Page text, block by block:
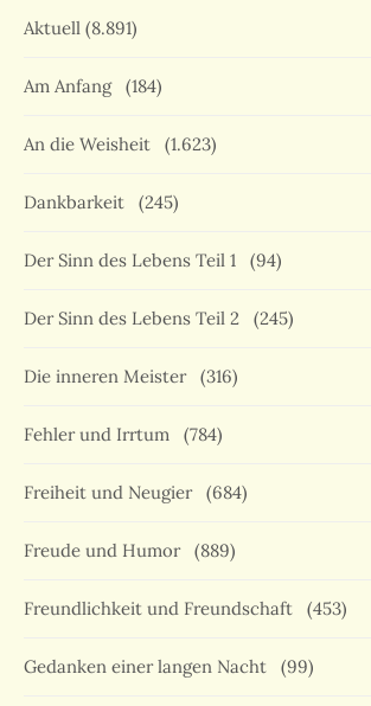
Aktuell (8.891)
Am Anfang (184)
An die Weisheit (1.623)
Dankbarkeit (245)
Der Sinn des Lebens Teil 1 (94)
Der Sinn des Lebens Teil 2 (245)
Die inneren Meister (316)
Fehler und Irrtum (784)
Freiheit und Neugier (684)
Freude und Humor (889)
Freundlichkeit und Freundschaft (453)
Gedanken einer langen Nacht (99)